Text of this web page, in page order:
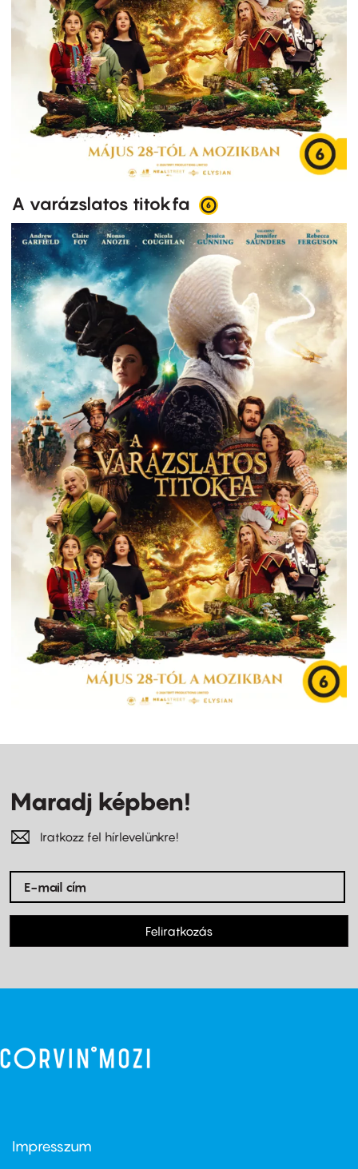
A varázslatos titokfa
Maradj képben!
Iratkozz fel hírlevelünkre!
Feliratkozás
Footer
Impresszum